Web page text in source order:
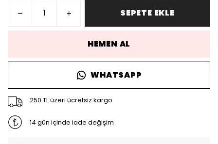
SEPETE EKLE
HEMEN AL
WHATSAPP
250 TL üzeri ücretsiz kargo
14 gün içinde iade değişim